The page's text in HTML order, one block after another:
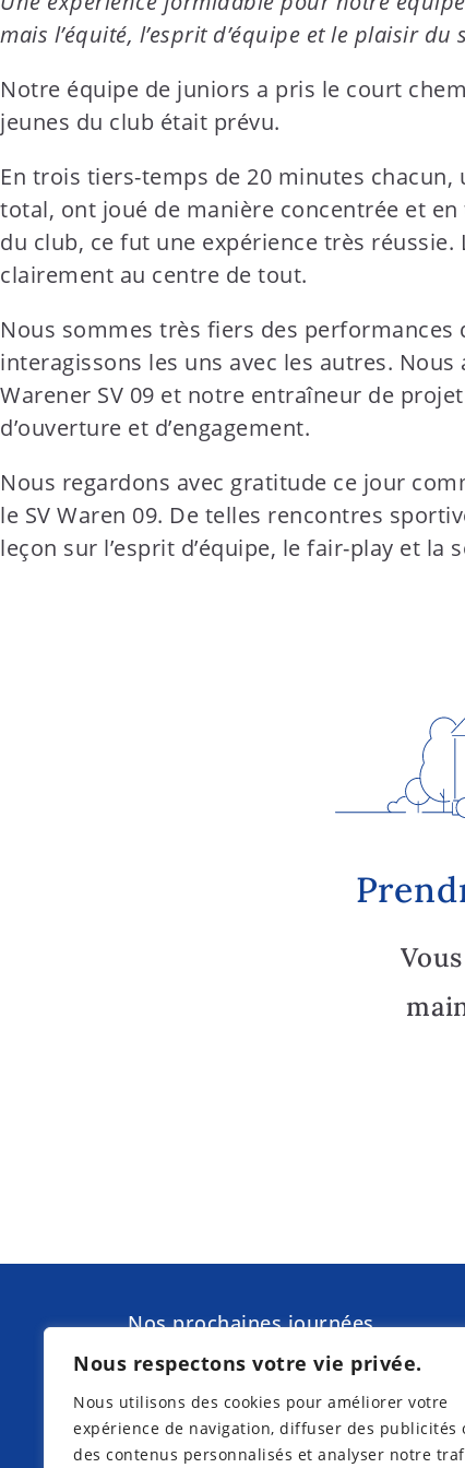
Nous respectons votre vie privée.
Nous utilisons des cookies pour améliorer votre
expérience de navigation, diffuser des publicités
des contenus personnalisés et analyser notre
t
e
t
mais l’équité, l’esprit d’équipe et le plaisir du
Notre équipe de juniors a pris le court
jeunes du club était prévu.
En trois tiers-temps de 20 minutes chacun,
total, ont joué de manière concentrée et en
du club, ce fut une expérience très
clairement au centre de tout.
Nous sommes très fiers des
interagissons les uns avec les autres.
Warener SV 09 et notre entraîneur de
d’ouverture et d’engagement.
Nous regardons avec gratitude ce jour
le SV Waren 09. De telles rencontres
leçon sur l’esprit d’équipe, le fair-play et la
Nos prochaines journées
de Waren (Müritz) :